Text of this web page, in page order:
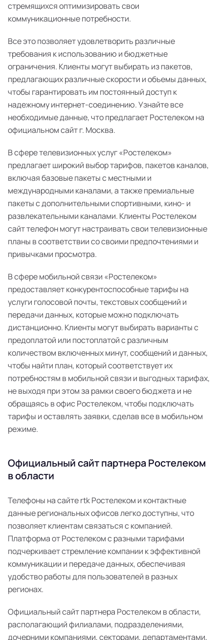
стремящихся оптимизировать свои
коммуникационные потребности.
Все это позволяет удовлетворить различные
требования к использованию и бюджетные
ограничения. Клиенты могут выбирать из пакетов,
предлагающих различные скорости и объемы данных,
чтобы гарантировать им постоянный доступ к
надежному интернет-соединению. Узнайте все
необходимые данные, что предлагает Ростелеком на
официальном сайт г. Москва.
В сфере телевизионных услуг «Ростелеком»
предлагает широкий выбор тарифов, пакетов каналов,
включая базовые пакеты с местными и
международными каналами, а также премиальные
пакеты с дополнительными спортивными, кино- и
развлекательными каналами. Клиенты Ростелеком
сайт телефон могут настраивать свои телевизионные
планы в соответствии со своими предпочтениями и
привычками просмотра.
В сфере мобильной связи «Ростелеком»
предоставляет конкурентоспособные тарифы на
услуги голосовой почты, текстовых сообщений и
передачи данных, которые можно подключать
дистанционно. Клиенты могут выбирать варианты с
предоплатой или постоплатой с различным
количеством включенных минут, сообщений и данных,
чтобы найти план, который соответствует их
потребностям в мобильной связи и выгодных тарифах,
не выходя при этом за рамки своего бюджета и не
обращаясь в офис Ростелеком, чтобы подключать
тарифы и оставлять заявки, сделав все в мобильном
режиме.
Официальный сайт партнера Ростелеком
в области
Телефоны на сайте rtk Ростелеком и контактные
данные региональных офисов легко доступны, что
позволяет клиентам связаться с компанией.
Платформа от Ростелеком с разными тарифами
подчеркивает стремление компании к эффективной
коммуникации и передаче данных, обеспечивая
удобство работы для пользователей в разных
регионах.
Официальный сайт партнера Ростелеком в области,
располагающий филиалами, подразделениями,
дочерними компаниями, секторами, департаментами,